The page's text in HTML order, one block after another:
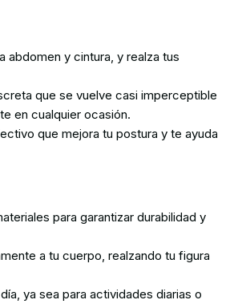
abdomen y cintura, y realza tus
que se vuelve casi imperceptible
en cualquier ocasión.
que mejora tu postura y te ayuda
para garantizar durabilidad y
a tu cuerpo, realzando tu figura
ya sea para actividades diarias o